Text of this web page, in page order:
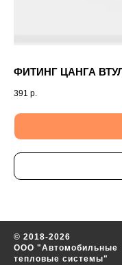
ФИТИНГ ЦАНГА
391 р.
© 2018-2026
ООО "Автомобильные
тепловые системы"